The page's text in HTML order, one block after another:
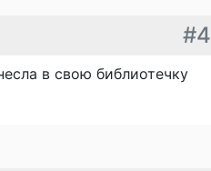
#4
в свою библиотечку